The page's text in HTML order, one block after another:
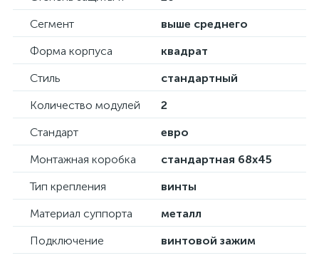
Сегмент
выше среднего
Форма корпуса
квадрат
Стиль
стандартный
Количество модулей
2
Стандарт
евро
Монтажная коробка
стандартная 68х45
Тип крепления
винты
Материал суппорта
металл
Подключение
винтовой зажим